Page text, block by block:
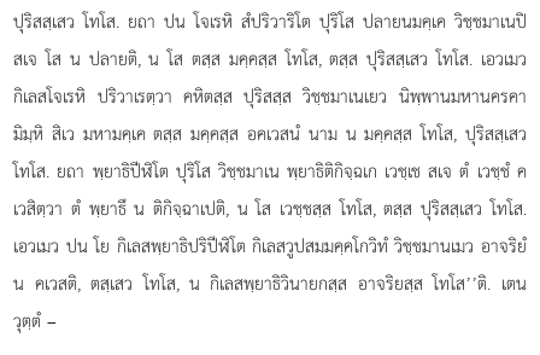
ปุริสสฺเสว โทโส. ยถา ปน โจเรหิ สํปริวาริโต ปุริโส ปลายนมคฺเค วิชฺชมาเนปิ
สเจ โส น ปลายติ, น โส ตสฺส มคฺคสฺส โทโส, ตสฺส ปุริสสฺเสว โทโส. เอวเมว
กิเลสโจเรหิ ปริวาเรตฺวา คหิตสฺส ปุริสสฺส วิชฺชมาเนเยว นิพฺพานมหานครคา
มิมฺหิ สิเว มหามคฺเค ตสฺส มคฺคสฺส อคเวสนํ นาม น มคฺคสฺส โทโส, ปุริสสฺเสว
โทโส. ยถา พฺยาธิปีฬิโต ปุริโส วิชฺชมาเน พฺยาธิติกิจฺฉเก เวชฺเช สเจ ตํ เวชฺชํ ค
เวสิตฺวา ตํ พฺยาธึ น ติกิจฺฉาเปติ, นโส เวชฺชสฺส โทโส, ตสฺส ปุริสสฺเสว โทโส.
เอวเมว ปน โย กิเลสพฺยาธิปริปีฬิโต กิเลสวูปสมมคฺคโกวิทํ วิชฺชมานเมว อาจริยํ
น คเวสติ, ตสฺเสว โทโส, น กิเลสพฺยาธิวินายกสฺส อาจริยสฺส โทโส’’ติ. เตน
วุตฺตํ –